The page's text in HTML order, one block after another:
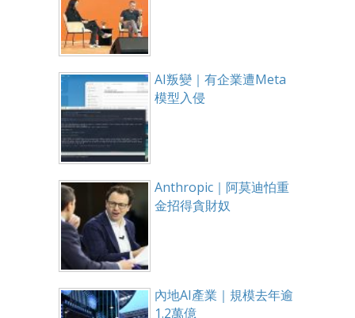
AI叛變｜有企業遭Meta
模型入侵
Anthropic｜阿莫迪怕重
金招得貪財奴
內地AI產業｜規模去年逾
1.2萬億